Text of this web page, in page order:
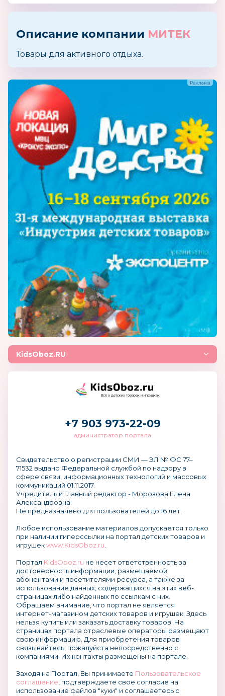
Описание компании МИТЕК
Товары для активного отдыха.
KidsOboz.RU
Всё о детских товарах и игрушках
+7 903 973-22-09
администратор портала
Свидетельство о регистрации СМИ — ЭЛ № ФС 77–
71532 выдано Федеральной службой по надзору в
сфере связи, информационных технологий и массовых
коммуникаций 01.11.2017.
Учредитель и Главный редактор - Морозова Елена
Александровна.
Не предназначено для пользователей до 16 лет.
Любое использование материалов допускается только
при наличии гиперссылки на портал детских товаров и
игрушекwww.KidsOboz.ru
Портал KidsOboz.ru не несет ответственность за
достоверность информации, размещаемой
абонентами и посетителями ресурса, а также за
использование данных, содержащихся на этих веб-
страницах либо найденных по ссылкам с них.
Обращаем внимание, что портал не является
интернет-магазином детских товаров и игрушек. Здесь
нельзя купить или заказать доставку товаров. На
страницах портала отраслевые операторы размещают
свою информацию. Для приобретения товаров
связывайтесь, пожалуйста непосредственно с
компаниями. Их контакты размещены на портале.
Заходя на Портал, Вы принимаете Пользовательское
соглашение , подтверждаете свое согласие на
использование файлов "куки" и соглашаетесь с